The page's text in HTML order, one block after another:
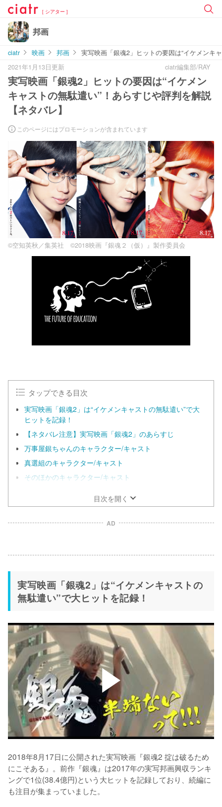
[ シアター ]
邦画
ciatr 映画 邦画
実写映画「銀魂2」ヒットの要因は“イケメンキ
2021年1月13日更新
ciatr編集部/RAY
実写映画「銀魂2」ヒットの要因は“イケメン
キャストの無駄遣い”！あらすじや評判を解説
【ネタバレ】
このページにはプロモーションが含まれています
©空知英秋／集英社 ©2018映画『銀魂２（仮）』製作委員会
タップできる目次
実写映画「銀魂2」は“イケメンキャストの無駄遣い”で大
ヒットを記録！
【ネタバレ注意】実写映画「銀魂2」のあらすじ
万事屋銀ちゃんのキャラクター/キャスト
真選組のキャラクター/キャスト
そのほかのキャラクター/キャスト
目次を開く
AD
実写映画「銀魂2」は“イケメンキャストの
無駄遣い”で大ヒットを記録！
2018年8月17日に公開された実写映画『銀魂2 掟は破るため
にこそある』。前作『銀魂』は2017年の実写邦画興収ランキ
ングで1位(38.4億円)という大ヒットを記録しており、続編に
も注目が集まっていました。